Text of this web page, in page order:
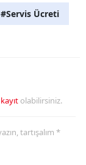
#Servis Ücreti
kayıt olabilirsiniz.
tartışalım *